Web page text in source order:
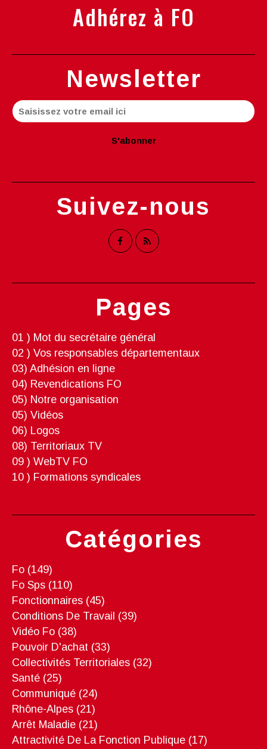
Newsletter
Catégories
Fo (149)
Fo Sps (110)
Fonctionnaires (45)
Conditions De Travail (39)
Vidéo Fo (38)
Pouvoir D'achat (33)
Collectivités Territoriales (32)
Santé (25)
Communiqué (24)
Rhône-Alpes (21)
Arrêt Maladie (21)
Attractivité De La Fonction Publique (17)
Pages
01 ) Mot du secrétaire général
02 ) Vos responsables départementaux
03) Adhésion en ligne
04) Revendications FO
05) Notre organisation
05) Vidéos
06) Logos
08) Territoriaux TV
09 ) WebTV FO
10 ) Formations syndicales
Suivez-nous
Adhérez à FO